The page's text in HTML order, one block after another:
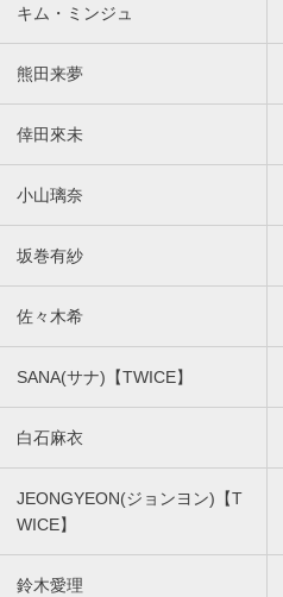
キム・ミンジュ
熊田来夢
倖田來未
小山璃奈
坂巻有紗
佐々木希
SANA(サナ)【TWICE】
白石麻衣
JEONGYEON(ジョンヨン)【T
WICE】
鈴木愛理